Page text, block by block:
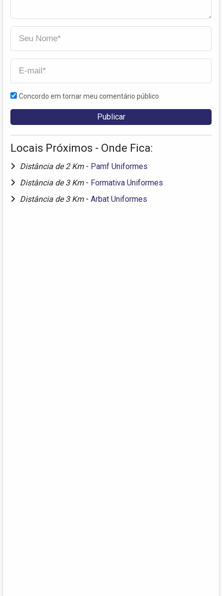
Concordo em tornar meu comentário público
Locais Próximos - Onde Fica:
Distância de 2 Km - Pamf Uniformes
Distância de 3 Km - Formativa Uniformes
Distância de 3 Km - Arbat Uniformes